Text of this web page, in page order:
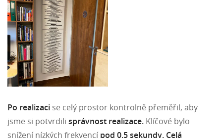
Po realizaci se celý prostor kontrolně přeměřil, aby
jsme si potvrdili správnost realizace. Klíčové bylo
snížení nízkých frekvencí pod 0,5 sekundy. Celá